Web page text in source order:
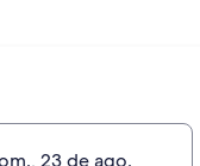
23 de ago.